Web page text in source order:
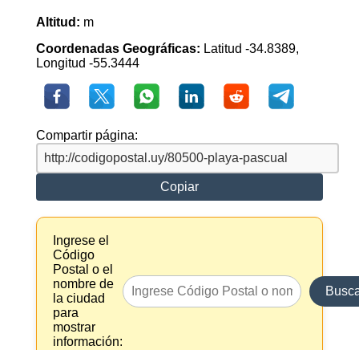
Altitud: m
Coordenadas Geográficas: Latitud -34.8389,
Longitud -55.3444
Compartir página:
Copiar
Ingrese el
Código
Postal o el
nombre de
la ciudad
para
mostrar
información: